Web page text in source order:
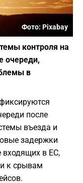
Фото: Pixabay
контроля на
очереди,
в
после
въезда и
задержки
входящих в ЕС,
к срывам